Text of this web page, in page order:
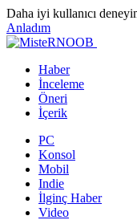
Daha iyi kullanıcı
Anladım
Haber
İnceleme
Öneri
İçerik
PC
Konsol
Mobil
Indie
İlginç Haber
Video